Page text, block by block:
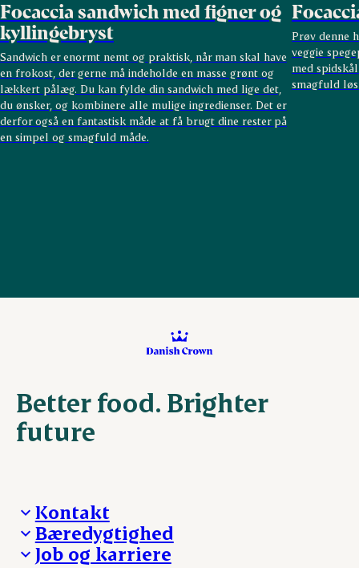
Focaccia sandwich med figner og
kyllingebryst
Sandwich er enormt nemt og praktisk, når man skal have
en frokost, der gerne må indeholde en masse grønt og
lækkert pålæg. Du kan fylde din sandwich med lige det,
du ønsker, og kombinere alle mulige ingredienser. Det er
derfor også en fantastisk måde at få brugt dine rester på
en simpel og smagfuld måde.
Prøv denne
veggie
med
smagfuld
Better food. Brighter
future
Kontakt
Besøg Danish Crown
Presse og nyheder
Bæredygtighed
Fra jord til bord
Job og karriere